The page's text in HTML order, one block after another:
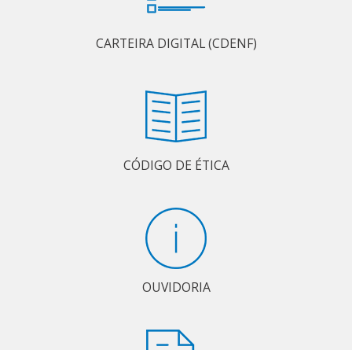
CARTEIRA DIGITAL (CDENF)
CÓDIGO DE ÉTICA
OUVIDORIA